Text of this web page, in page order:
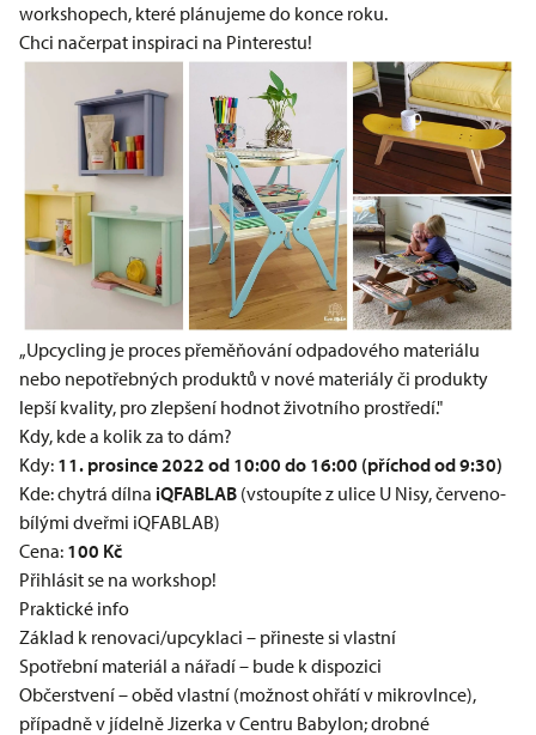
workshopech, které plánujeme do konce roku.
Chci načerpat inspiraci na Pinterestu!
„Upcycling je proces přeměňování odpadového materiálu
nebo nepotřebných produktů v nové materiály či produkty
lepší kvality, pro zlepšení hodnot životního prostředí."
Kdy, kde a kolik za to dám?
Kdy: 11. prosince 2022 od 10:00 do 16:00 (příchod od 9:30)
Kde:chytrá dílna iQFABLAB (vstoupíte z ulice U Nisy, červeno-
bílými dveřmi iQFABLAB)
Cena: 100 Kč
Přihlásit se na workshop!
Praktické info
Základ k renovaci/upcyklaci – přineste si vlastní
Spotřební materiál a nářadí – bude k dispozici
Občerstvení – oběd vlastní (možnost ohřátí v mikrovlnce),
případně v jídelně Jizerka v Centru Babylon; drobné